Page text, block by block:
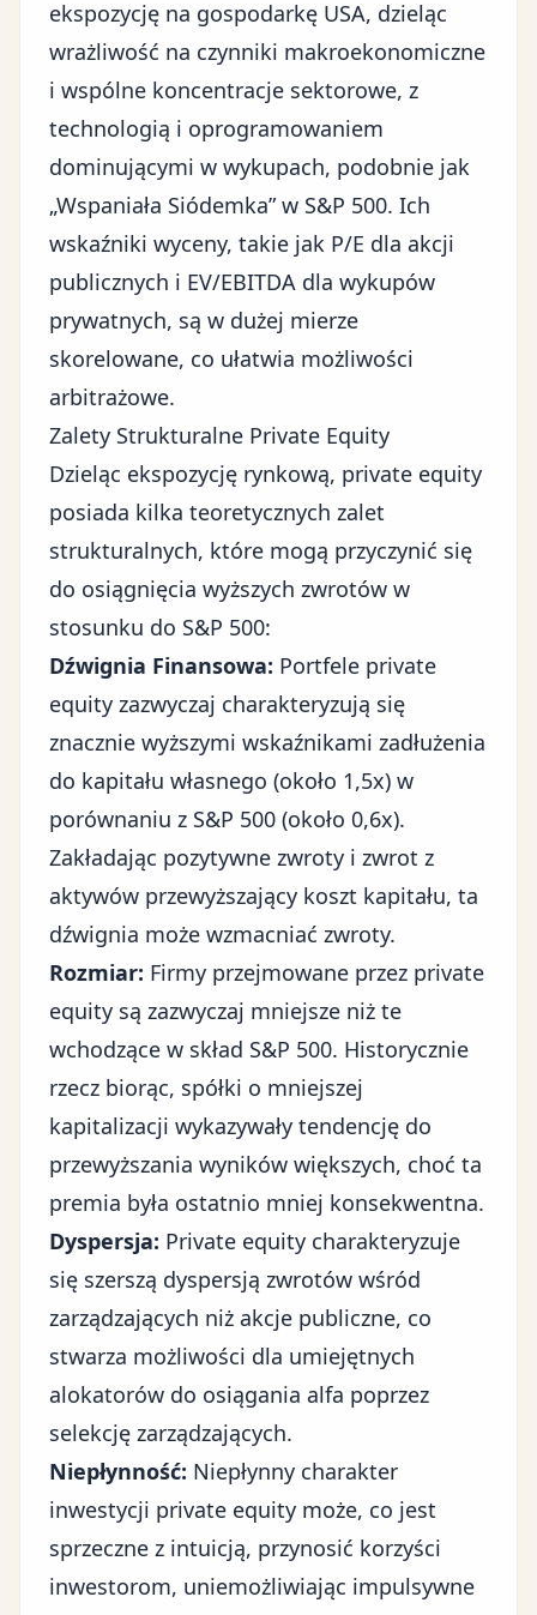
ekspozycję na gospodarkę USA, dzieląc
wrażliwość na czynniki makroekonomiczne
i wspólne koncentracje sektorowe, z
technologią i oprogramowaniem
dominującymi w wykupach, podobnie jak
„Wspaniała Siódemka” w S&P 500. Ich
wskaźniki wyceny, takie jak P/E dla akcji
publicznych i EV/EBITDA dla wykupów
prywatnych, są w dużej mierze
skorelowane, co ułatwia możliwości
arbitrażowe.
Zalety Strukturalne Private Equity
Dzieląc ekspozycję rynkową, private equity
posiada kilka teoretycznych zalet
strukturalnych, które mogą przyczynić się
do osiągnięcia wyższych zwrotów w
stosunku do S&P 500:
Dźwignia Finansowa: Portfele private
equity zazwyczaj charakteryzują się
znacznie wyższymi wskaźnikami zadłużenia
do kapitału własnego (około 1,5x) w
porównaniu z S&P 500 (około 0,6x).
Zakładając pozytywne zwroty i zwrot z
aktywów przewyższający koszt kapitału, ta
dźwignia może wzmacniać zwroty.
Rozmiar: Firmy przejmowane przez private
equity są zazwyczaj mniejsze niż te
wchodzące w skład S&P 500. Historycznie
rzecz biorąc, spółki o mniejszej
kapitalizacji wykazywały tendencję do
przewyższania wyników większych, choć ta
premia była ostatnio mniej konsekwentna.
Dyspersja: Private equity charakteryzuje
się szerszą dyspersją zwrotów wśród
zarządzających niż akcje publiczne, co
stwarza możliwości dla umiejętnych
alokatorów do osiągania alfa poprzez
selekcję zarządzających.
Niepłynność: Niepłynny charakter
inwestycji private equity może, co jest
sprzeczne z intuicją, przynosić korzyści
inwestorom, uniemożliwiając impulsywne